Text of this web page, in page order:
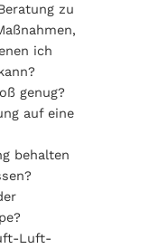
zu
ich
genug?
auf eine
behalten
Luft-